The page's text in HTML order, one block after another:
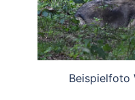
Beispielfoto